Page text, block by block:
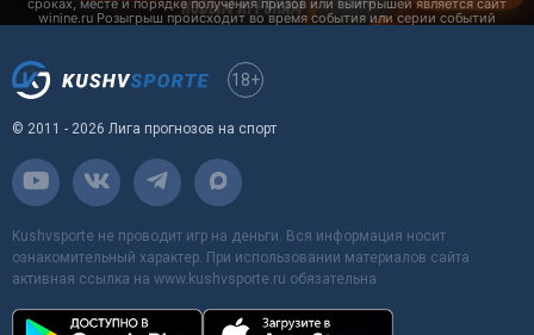
18+
© 2011 - 2026 Лига прогнозов на спорт
Kushvsporte не проводит игр на деньги. Вся информация носит
ознакомительный характер. При использовании материалов сайта
активная ссылка на www.kushvsporte.ru обязательна